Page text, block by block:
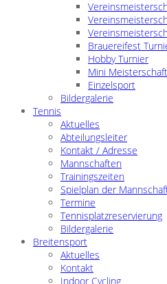
Brauereifest
Hobby Turnier
Mini Meisterschaft
Einzelsport
Bildergalerie
Tennis
Aktuelles
Abteilungsleiter
Kontakt / Adresse
Mannschaften
Trainingszeiten
Spielplan der
Termine
Tennisplatzreservierung
Bildergalerie
Breitensport
Aktuelles
Kontakt
Indoor Cycling